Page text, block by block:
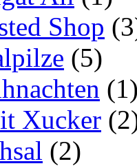
Shop
(5)
(1)
Xucker
(2)